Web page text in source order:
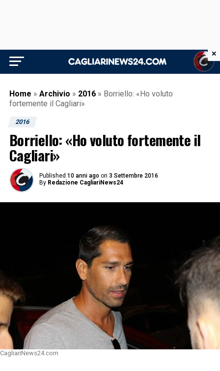
Home » Archivio » 2016 » Borriello: «Ho voluto
fortemente il Cagliari»
2016
Borriello: «Ho voluto fortemente il
Cagliari»
Published 10 anni ago on 3 Settembre 2016
By Redazione CagliariNews24
CagliariNews24.com
×